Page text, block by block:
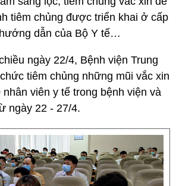
tiêm chủng được triển khai ở cấp
dẫn của Bộ Y tế…
ngày 22/4, Bệnh viện Trung
tiêm chủng những mũi vắc xin
viên y tế trong bệnh viện và
ngày 22 - 27/4.